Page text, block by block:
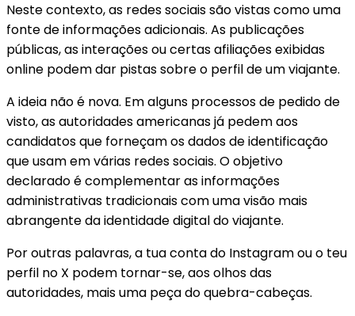
Neste contexto, as redes sociais são vistas como uma
fonte de informações adicionais. As publicações
públicas, as interações ou certas afiliações exibidas
online podem dar pistas sobre o perfil de um viajante.
A ideia não é nova. Em alguns processos de pedido de
visto, as autoridades americanas já pedem aos
candidatos que forneçam os dados de identificação
que usam em várias redes sociais. O objetivo
declarado é complementar as informações
administrativas tradicionais com uma visão mais
abrangente da identidade digital do viajante.
Por outras palavras, a tua conta do Instagram ou o teu
perfil no X podem tornar-se, aos olhos das
autoridades, mais uma peça do quebra-cabeças.